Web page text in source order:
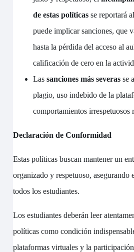
de estas políticas se reportará
puede implicar sanciones, que
hasta la pérdida del acceso al
calificación de cero en la
Lassanciones más severas se
plagio, uso indebido de la
comportamientos irrespetuosos
Declaración de Conformidad
Estas políticas buscan mantener un
organizado y respetuoso, asegurando
todos los estudiantes.
Los estudiantes deberán leer
políticas como condición
plataformas virtuales y la